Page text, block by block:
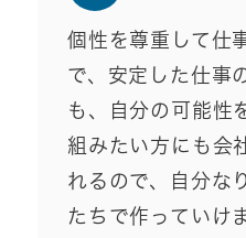
個性を尊重して仕
で、安定した仕事
も、自分の可能性
組みたい方にも会
れるので、自分な
たちで作っていけ